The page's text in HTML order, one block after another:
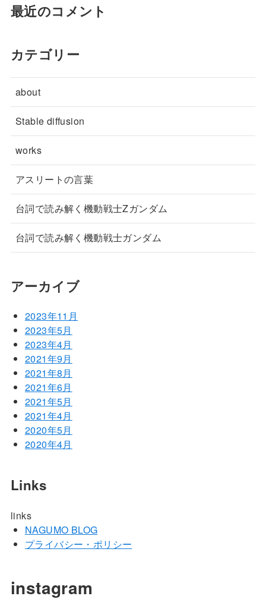
最近のコメント
カテゴリー
about
Stable diffusion
works
アスリートの言葉
台詞で読み解く機動戦士Zガンダム
台詞で読み解く機動戦士ガンダム
アーカイブ
2023年11月
2023年5月
2023年4月
2021年9月
2021年8月
2021年6月
2021年5月
2021年4月
2020年5月
2020年4月
Links
links
NAGUMO BLOG
プライバシー・ポリシー
instagram